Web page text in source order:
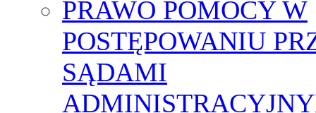
PRAWO POMOCY W
POSTĘPOWANIU
SĄDAMI